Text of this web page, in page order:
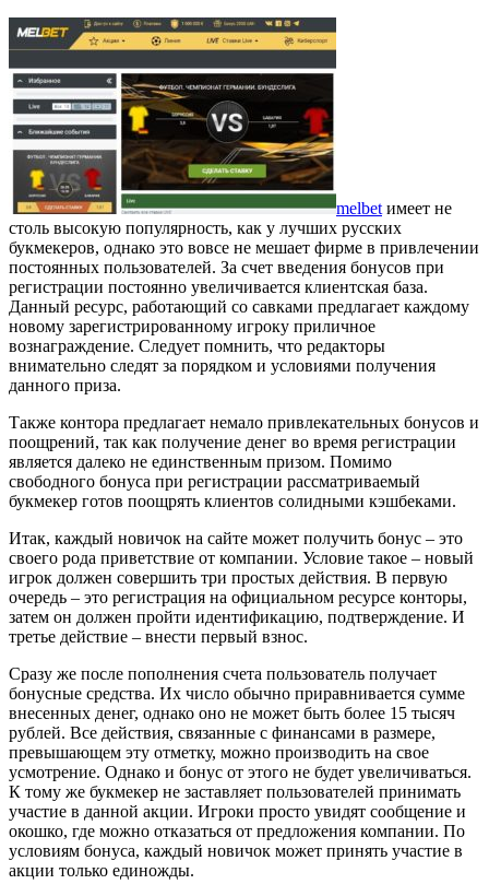
melbet имеет не
столь высокую популярность, как у лучших русских
букмекеров, однако это вовсе не мешает фирме в привлечении
постоянных пользователей. За счет введения бонусов при
регистрации постоянно увеличивается клиентская база.
Данный ресурс, работающий со савками предлагает каждому
новому зарегистрированному игроку приличное
вознаграждение. Следует помнить, что редакторы
внимательно следят за порядком и условиями получения
данного приза.
Также контора предлагает немало привлекательных бонусов и
поощрений, так как получение денег во время регистрации
является далеко не единственным призом. Помимо
свободного бонуса при регистрации рассматриваемый
букмекер готов поощрять клиентов солидными кэшбеками.
Итак, каждый новичок на сайте может получить бонус – это
своего рода приветствие от компании. Условие такое – новый
игрок должен совершить три простых действия. В первую
очередь – это регистрация на официальном ресурсе конторы,
затем он должен пройти идентификацию, подтверждение. И
третье действие – внести первый взнос.
Сразу же после пополнения счета пользователь получает
бонусные средства. Их число обычно приравнивается сумме
внесенных денег, однако оно не может быть более 15 тысяч
рублей. Все действия, связанные с финансами в размере,
превышающем эту отметку, можно производить на свое
усмотрение. Однако и бонус от этого не будет увеличиваться.
К тому же букмекер не заставляет пользователей принимать
участие в данной акции. Игроки просто увидят сообщение и
окошко, где можно отказаться от предложения компании. По
условиям бонуса, каждый новичок может принять участие в
акции только единожды.